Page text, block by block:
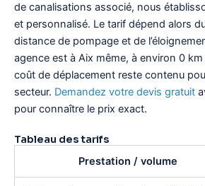
de canalisations associé, nous
et personnalisé. Le tarif dépend alors
distance de pompage et de
agence est à Aix même, à environ 0
coût de déplacement reste contenu
secteur. Demandez votre devis gratuit
pour connaître le prix exact.
Tableau des tarifs
Prestation / volume